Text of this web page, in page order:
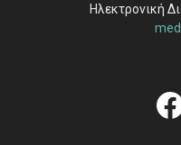
Ηλεκτρονική